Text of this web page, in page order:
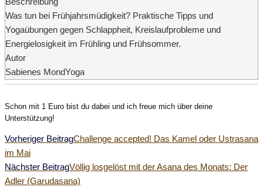
Was tun bei Frühjahrsmüdigkeit? Praktische Tipps und
Yogaübungen gegen Schlappheit, Kreislaufprobleme und
Energielosigkeit im Frühling und Frühsommer.
Autor
Sabienes MondYoga
Schon mit 1 Euro bist du dabei und ich freue mich über deine
Unterstützung!
Weitere
Artikel
Vorheriger BeitragChallenge accepted! Das Kamel oder Ustrasana
im Mai
Nächster BeitragVöllig losgelöst mit der Asana des Monats: Der
Adler (Garudasana)